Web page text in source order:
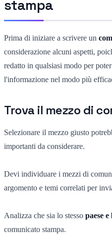
stampa
Prima di iniziare a scrivere un
considerazione alcuni aspetti,
redatto in qualsiasi modo per
l'informazione nel modo più
Trova il mezzo di
Selezionare il mezzo giusto
importanti da considerare.
Devi individuare i mezzi di
argomento e temi correlati per
Analizza che sia lo stesso paese
comunicato stampa.